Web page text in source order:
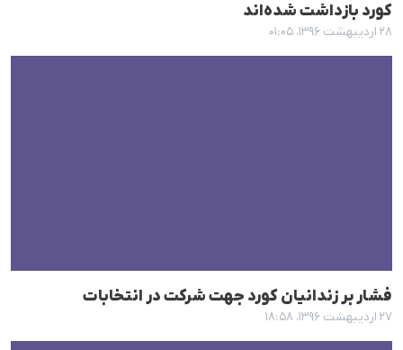
کورد بازداشت شدەاند
۲۸ اردیبهشت ۱۳۹۶، ۰۱:۰۵
فشار بر زندانیان کورد جهت شرکت در انتخابات
۲۷ اردیبهشت ۱۳۹۶، ۱۸:۵۸